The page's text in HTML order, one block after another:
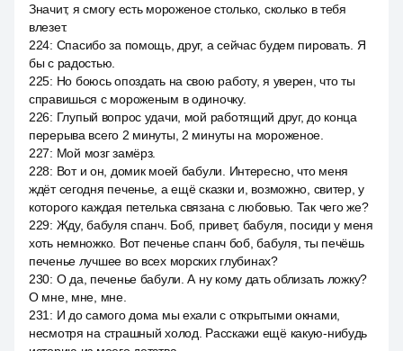
Значит, я смогу есть мороженое столько, сколько в тебя
влезет.
224: Спасибо за помощь, друг, а сейчас будем пировать. Я
бы с радостью.
225: Но боюсь опоздать на свою работу, я уверен, что ты
справишься с мороженым в одиночку.
226: Глупый вопрос удачи, мой работящий друг, до конца
перерыва всего 2 минуты, 2 минуты на мороженое.
227: Мой мозг замёрз.
228: Вот и он, домик моей бабули. Интересно, что меня
ждёт сегодня печенье, а ещё сказки и, возможно, свитер, у
которого каждая петелька связана с любовью. Так чего же?
229: Жду, бабуля спанч. Боб, привет, бабуля, посиди у меня
хоть немножко. Вот печенье спанч боб, бабуля, ты печёшь
печенье лучшее во всех морских глубинах?
230: О да, печенье бабули. А ну кому дать облизать ложку?
О мне, мне, мне.
231 : И до самого дома мы ехали с открытыми окнами,
несмотря на страшный холод. Расскажи ещё какую-нибудь